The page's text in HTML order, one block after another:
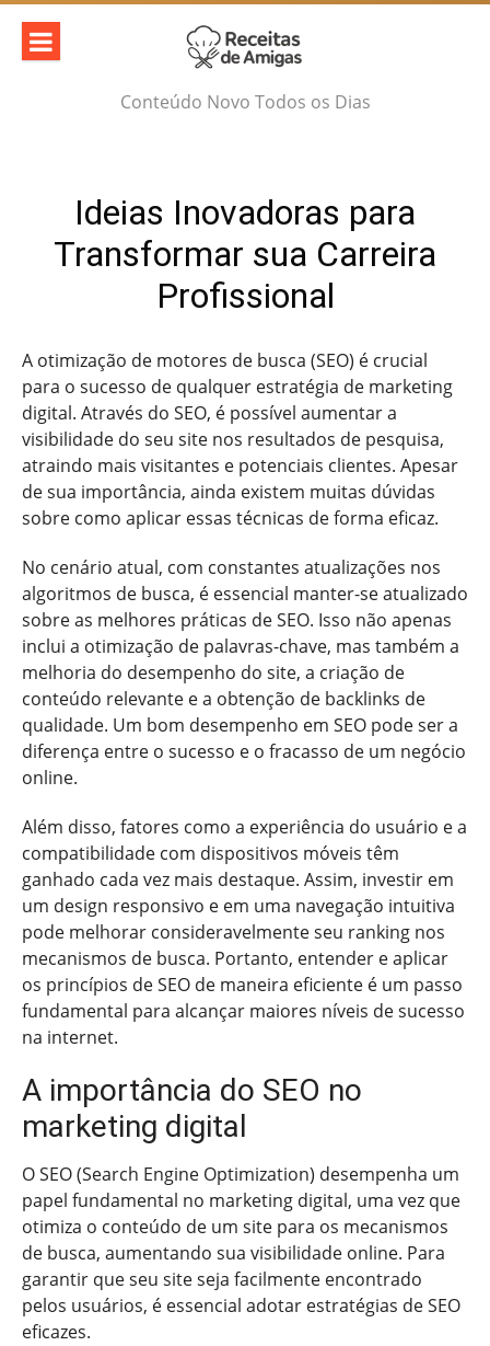
Skip
content
Conteúdo Novo Todos os Dias
Ideias Inovadoras para
Transformar sua Carreira
Profissional
A otimização de motores de busca (SEO) é crucial
para o sucesso de qualquer estratégia de marketing
digital. Através do SEO, é possível aumentar a
visibilidade do seu site nos resultados de pesquisa,
atraindo mais visitantes e potenciais clientes. Apesar
de sua importância, ainda existem muitas dúvidas
sobre como aplicar essas técnicas de forma eficaz.
No cenário atual, com constantes atualizações nos
algoritmos de busca, é essencial manter-se atualizado
sobre as melhores práticas de SEO. Isso não apenas
inclui a otimização de palavras-chave, mas também a
melhoria do desempenho do site, a criação de
conteúdo relevante e a obtenção de backlinks de
qualidade. Um bom desempenho em SEO pode ser a
diferença entre o sucesso e o fracasso de um negócio
online.
Além disso, fatores como a experiência do usuário e a
compatibilidade com dispositivos móveis têm
ganhado cada vez mais destaque. Assim, investir em
um design responsivo e em uma navegação intuitiva
pode melhorar consideravelmente seu ranking nos
mecanismos de busca. Portanto, entender e aplicar
os princípios de SEO de maneira eficiente é um passo
fundamental para alcançar maiores níveis de sucesso
na internet.
A importância do SEO no
marketing digital
O SEO (Search Engine Optimization) desempenha um
papel fundamental no marketing digital, uma vez que
otimiza o conteúdo de um site para os mecanismos
de busca, aumentando sua visibilidade online. Para
garantir que seu site seja facilmente encontrado
pelos usuários, é essencial adotar estratégias de SEO
eficazes.